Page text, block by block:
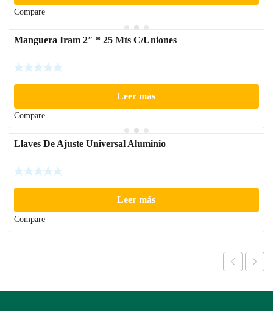
Compare
Manguera Iram 2″ * 25 Mts C/Uniones
Leer más
Compare
Llaves De Ajuste Universal Aluminio
Leer más
Compare